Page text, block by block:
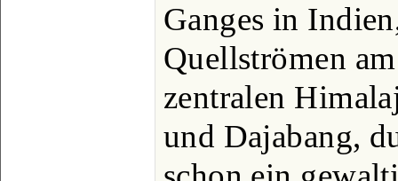
Ganges in
Quellströmen
zentralen
und Dajabang,